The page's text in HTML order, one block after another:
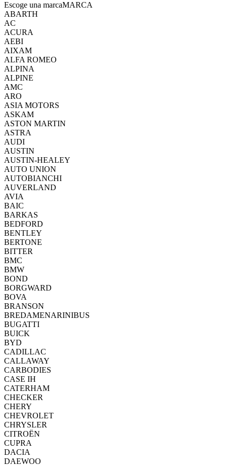
Escoge una marcaMARCA
ABARTH
AC
ACURA
AEBI
AIXAM
ALFA ROMEO
ALPINA
ALPINE
AMC
ARO
ASIA MOTORS
ASKAM
ASTON MARTIN
ASTRA
AUDI
AUSTIN
AUSTIN-HEALEY
AUTO UNION
AUTOBIANCHI
AUVERLAND
AVIA
BAIC
BARKAS
BEDFORD
BENTLEY
BERTONE
BITTER
BMC
BMW
BOND
BORGWARD
BOVA
BRANSON
BREDAMENARINIBUS
BUGATTI
BUICK
BYD
CADILLAC
CALLAWAY
CARBODIES
CASE IH
CATERHAM
CHECKER
CHERY
CHEVROLET
CHRYSLER
CITROËN
CUPRA
DACIA
DAEWOO